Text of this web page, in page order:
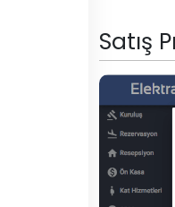
Satış